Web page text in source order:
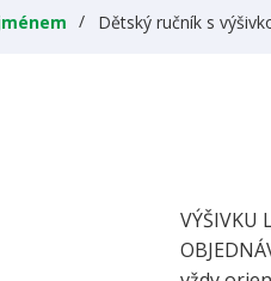
Dětský ručník s
VÝŠIVKU